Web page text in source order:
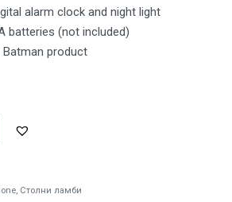
alarm clock and night light
batteries (not included)
Batman product
, Столни ламби